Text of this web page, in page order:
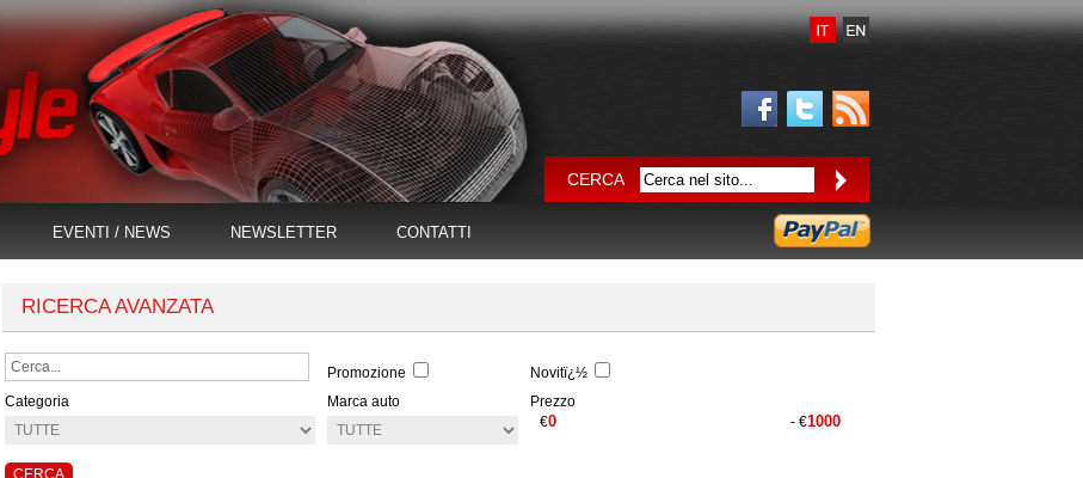
CERCA
EVENTI / NEWS NEWSLETTER CONTATTI
RICERCA AVANZATA
Promozione
Novitï¿½
Categoria
Marca auto
Prezzo
€
- €